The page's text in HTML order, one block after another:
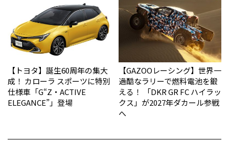
【トヨタ】誕生60周年の集大
成！ カローラ スポーツに特別
仕様車「G“Z・ACTIVE
ELEGANCE”」登場
【GAZOOレーシング】世界一
過酷なラリーで燃料電池を鍛
える！ 「DKR GR FC ハイラッ
クス」が2027年ダカール参戦
へ